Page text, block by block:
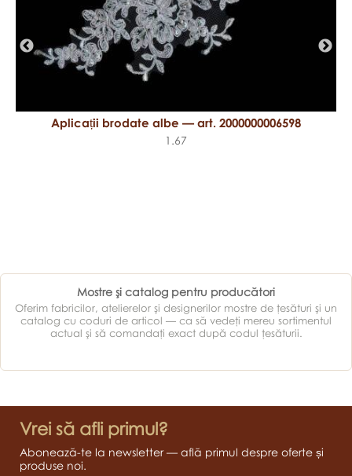
Aplicații brodate albe — art. 2000000006598
1.67
Mostre şi catalog pentru producători
Oferim fabricilor, atelierelor şi designerilor mostre de ţesături şi un
catalog cu coduri de articol — ca să vedeţi mereu sortimentul
actual şi să comandaţi exact după codul ţesăturii.
Vrei să afli primul?
Abonează-te la newsletter — află primul despre oferte și
produse noi.